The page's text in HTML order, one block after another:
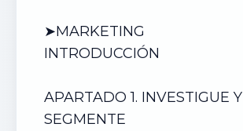
➤MARKETING
INTRODUCCIÓN
APARTADO 1. INVESTIGUE Y
SEGMENTE